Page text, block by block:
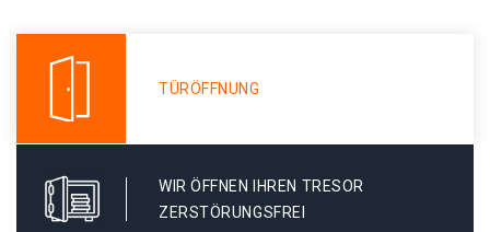
TÜRÖFFNUNG
WIR ÖFFNEN IHREN TRESOR
ZERSTÖRUNGSFREI